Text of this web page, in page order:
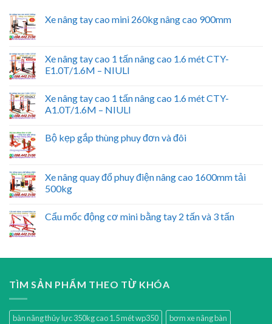
Xe nâng tay cao mini 260kg nâng cao 900mm
Xe nâng tay cao 1 tấn nâng cao 1.6 mét CTY-
E1.0T/1.6M – NIULI
Xe nâng tay cao 1 tấn nâng cao 1.6 mét CTY-
A1.0T/1.6M – NIULI
Bộ kẹp gắp thùng phuy đơn và đôi
Xe nâng quay đổ phuy điện nâng cao 1600mm tải
500kg
Cẩu mốc động cơ mini bằng tay 2 tấn và 3 tấn
TÌM SẢN PHẨM THEO TỪ KHÓA
bàn nâng thủy lực 350kg cao 1.5 mét wp350
bơm xe nâng bàn